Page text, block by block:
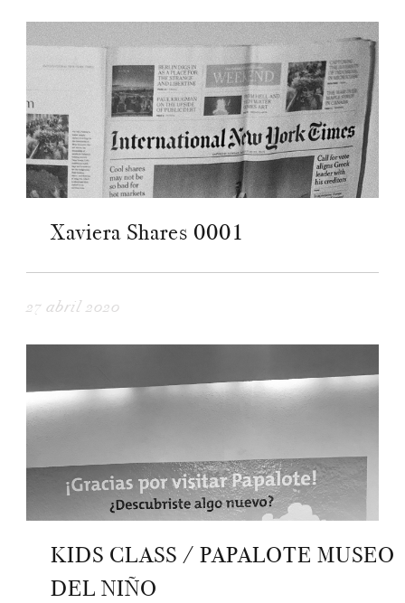
Xaviera Shares 0001
27 abril 2020
KIDS CLASS / PAPALOTE MUSEO
DEL NIÑO